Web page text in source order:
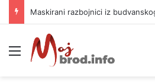
Meni